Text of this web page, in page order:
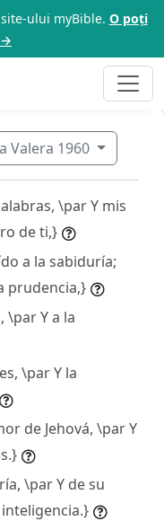
ului myBible. O poți
→
Valera 1960
\par Y mis
de ti,}
a la sabiduría;
prudencia,}
\par Y a la
\par Y la
de Jehová, \par Y
\par Y de su